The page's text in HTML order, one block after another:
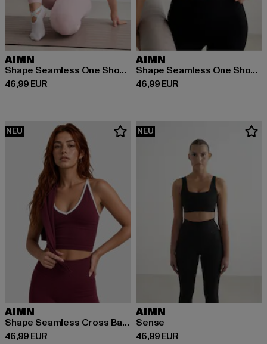
AIMN
Shape Seamless One Shoulder Bralette
46,99 EUR
Derzeitiger Preis: 46,99 EUR
AIMN
Shape Seamless One Shoulder Bralette
46,99 EUR
Derzeitiger Preis: 46,99 EUR
NEU
AIMN
Shape Seamless Cross Back
46,99 EUR
Derzeitiger Preis: 46,99 EUR
NEU
AIMN
Sense
46,99 EUR
Derzeitiger Preis: 46,99 EUR